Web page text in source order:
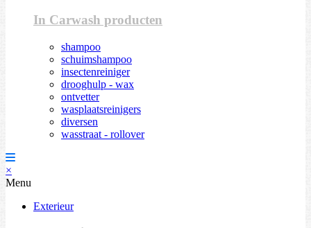
In Carwash producten
shampoo
schuimshampoo
insectenreiniger
drooghulp - wax
ontvetter
wasplaatsreinigers
diversen
wasstraat - rollover
×
Menu
Exterieur